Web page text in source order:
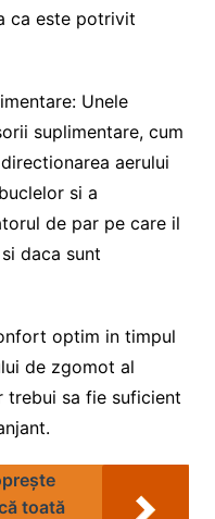
ca este potrivit
Unele
suplimentare, cum
aerului
si a
de par pe care il
daca sunt
optim in timpul
de zgomot al
trebui sa fie suficient
toată